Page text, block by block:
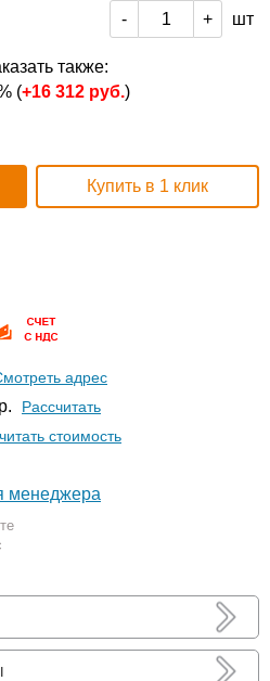
- + шт
также:
(+16 312 руб.)
Купить в 1 клик
адрес
Расcчитать
стоимость
менеджера